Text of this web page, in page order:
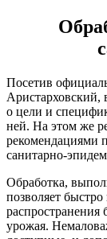
Посетив
о цели и
ней. На этом же
рекомендациями
санитарно-
Обработка,
позволяет
распространения
урожая.